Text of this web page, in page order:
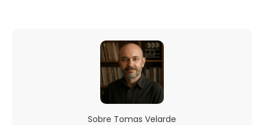
Sobre Tomas Velarde